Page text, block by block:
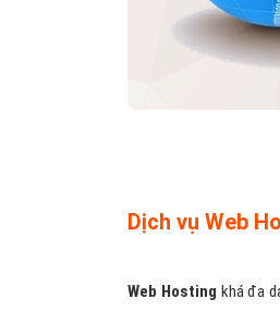
Dịch vụ Web
Web Hosting khá đa